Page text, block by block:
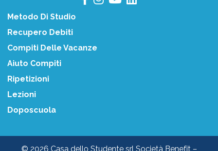
Metodo Di Studio
Recupero Debiti
Compiti Delle Vacanze
Aiuto Compiti
Ripetizioni
Lezioni
Doposcuola
© 2026 Casa dello Studente srl Società Benefit –